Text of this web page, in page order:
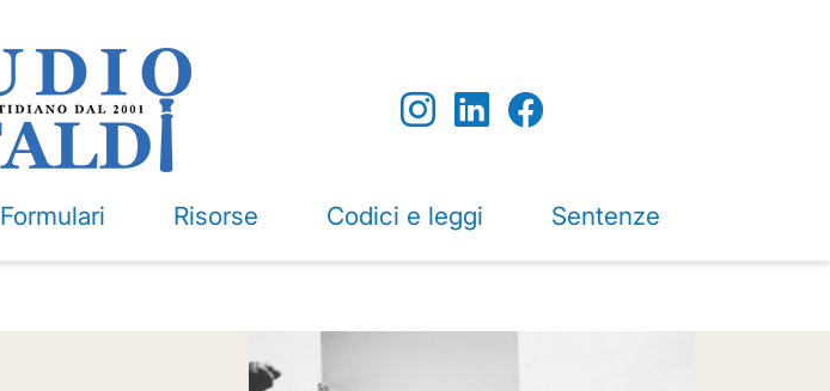
Formulari Risorse Codici e leggi Sentenze